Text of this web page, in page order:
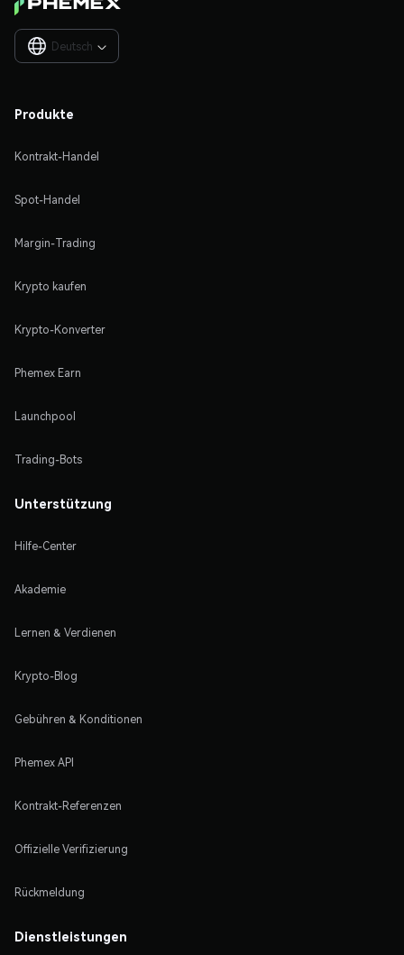
Deutsch 
Produkte
Kontrakt-Handel
Spot-Handel
Margin-Trading
Krypto kaufen
Krypto-Konverter
Phemex Earn
Launchpool
Trading-Bots
Unterstützung
Hilfe-Center
Akademie
Lernen & Verdienen
Krypto-Blog
Gebühren & Konditionen
Phemex API
Kontrakt-Referenzen
Offizielle Verifizierung
Rückmeldung
Dienstleistungen